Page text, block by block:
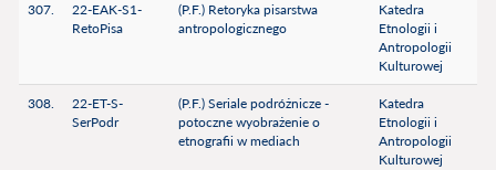
307.
22-EAK-S1-
RetoPisa
(P.F.) Retoryka pisarstwa
antropologicznego
Katedra
Etnologii i
Antropologii
Kulturowej
308.
22-ET-S-
SerPodr
(P.F.) Seriale podróżnicze -
potoczne wyobrażenie o
etnografii w mediach
Katedra
Etnologii i
Antropologii
Kulturowej